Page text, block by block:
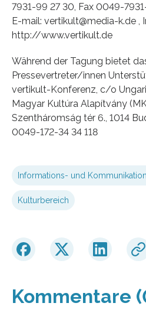
7931-99 27 30, Fax 0049-
E-mail: vertikult@media-k.de ,
http://www.vertikult.de
Während der Tagung bietet
Pressevertreter/innen
vertikult-Konferenz, c/o
Magyar Kultúra Alapítvány
Szentháromság tér 6., 1014
0049-172-34 34 118
Informations- und
Kulturbereich
Kommentare